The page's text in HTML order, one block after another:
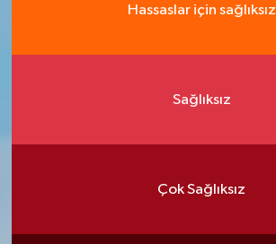
Hassaslar için sağlıksız
Sağlıksız
Çok Sağlıksız